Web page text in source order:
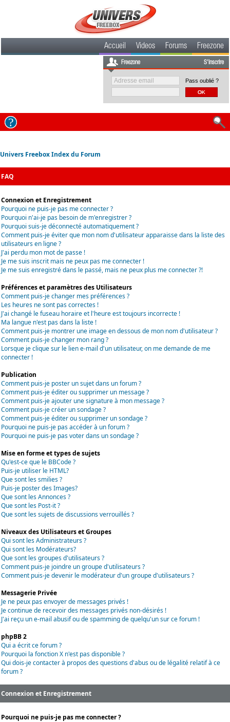
Accueil Videos Forums Freezone
Freezone S'inscrire
Pass oublié ?
Univers Freebox Index du Forum
FAQ
Connexion et Enregistrement
Pourquoi ne puis-je pas me connecter ?
Pourquoi n'ai-je pas besoin de m'enregistrer ?
Pourquoi suis-je déconnecté automatiquement ?
Comment puis-je éviter que mon nom d'utilisateur apparaisse dans la liste des
utilisateurs en ligne ?
J'ai perdu mon mot de passe !
Je me suis inscrit mais ne peux pas me connecter !
Je me suis enregistré dans le passé, mais ne peux plus me connecter ?!
Préférences et paramètres des Utilisateurs
Comment puis-je changer mes préférences ?
Les heures ne sont pas correctes !
J'ai changé le fuseau horaire et l'heure est toujours incorrecte !
Ma langue n'est pas dans la liste !
Comment puis-je montrer une image en dessous de mon nom d'utilisateur ?
Comment puis-je changer mon rang ?
Lorsque je clique sur le lien e-mail d'un utilisateur, on me demande de me
connecter !
Publication
Comment puis-je poster un sujet dans un forum ?
Comment puis-je éditer ou supprimer un message ?
Comment puis-je ajouter une signature à mon message ?
Comment puis-je créer un sondage ?
Comment puis-je éditer ou supprimer un sondage ?
Pourquoi ne puis-je pas accéder à un forum ?
Pourquoi ne puis-je pas voter dans un sondage ?
Mise en forme et types de sujets
Qu'est-ce que le BBCode ?
Puis-je utiliser le HTML?
Que sont les smilies ?
Puis-je poster des Images?
Que sont les Annonces ?
Que sont les Post-it ?
Que sont les sujets de discussions verrouillés ?
Niveaux des Utilisateurs et Groupes
Qui sont les Administrateurs ?
Qui sont les Modérateurs?
Que sont les groupes d'utilisateurs ?
Comment puis-je joindre un groupe d'utilisateurs ?
Comment puis-je devenir le modérateur d'un groupe d'utilisateurs ?
Messagerie Privée
Je ne peux pas envoyer de messages privés !
Je continue de recevoir des messages privés non-désirés !
J'ai reçu un e-mail abusif ou de spamming de quelqu'un sur ce forum !
phpBB 2
Qui a écrit ce forum ?
Pourquoi la fonction X n'est pas disponible ?
Qui dois-je contacter à propos des questions d'abus ou de légalité relatif à ce
forum ?
Connexion et Enregistrement
Pourquoi ne puis-je pas me connecter ?